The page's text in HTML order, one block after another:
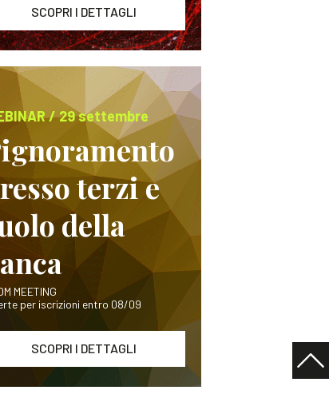
SCOPRI I DETTAGLI
/ 29 settembre
terzi e
della
MEETING
per iscrizioni entro 08/09
SCOPRI I DETTAGLI